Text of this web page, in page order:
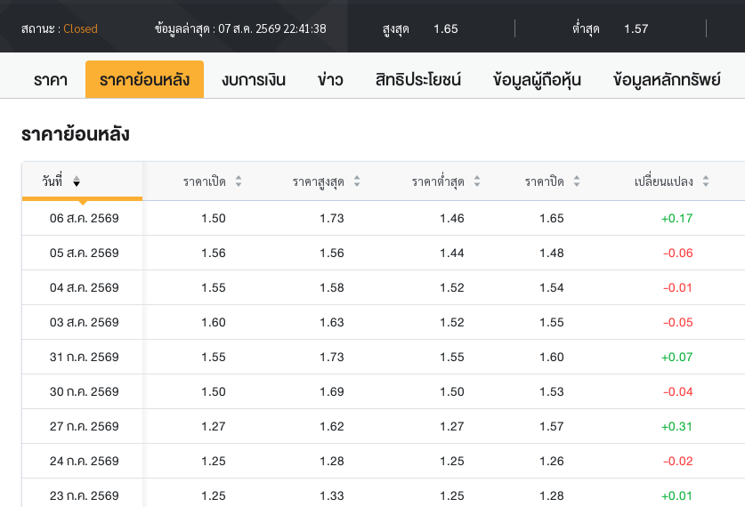
สถานะ : Closed ข้อมูลล่าสุด : 07 ส.ค. 2569 22:41:38 สูงสุด 1.65 ต่ำสุด 1.57
ราคา ราคาย้อนหลัง งบการเงิน ข่าว สิทธิประโยชน์ ข้อมูลผู้ถือหุ้น ข้อมูลหลักทรัพย์
ราคาย้อนหลัง
วันที่ ราคาเปิด ราคาสูงสุด ราคาต่ำสุด ราคาปิด เปลี่ยนแปลง
06 ส.ค. 2569 1.50 1.73 1.46 1.65 +0.17
05 ส.ค. 2569
1.56 1.56 1.44 1.48 -0.06
04 ส.ค. 2569
1.55 1.58 1.52 1.54 -0.01
03 ส.ค. 2569
1.60 1.63 1.52 1.55 -0.05
31 ก.ค. 2569
1.55 1.73 1.55 1.60 +0.07
30 ก.ค. 2569
1.50 1.69 1.50 1.53 -0.04
27 ก.ค. 2569
1.27 1.62 1.27 1.57 +0.31
24 ก.ค. 2569
1.25 1.28 1.25 1.26 -0.02
23 ก.ค. 2569
1.25 1.33 1.25 1.28 +0.01